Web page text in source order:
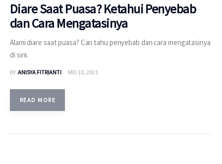
Diare Saat Puasa? Ketahui Penyebab
dan Cara Mengatasinya
Alami diare saat puasa? Cari tahu penyebab dan cara mengatasinya
di sini.
BY ANISYA FITRIANTI MEI 10, 2021
READ MORE